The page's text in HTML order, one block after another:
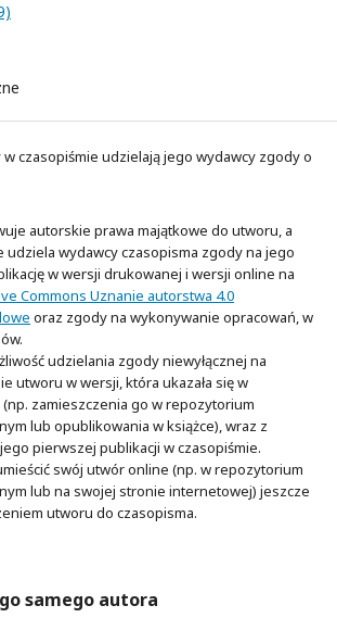
czasopiśmie udzielają jego wydawcy zgody o
autorskie prawa majątkowe do utworu, a
udziela wydawcy czasopisma zgody na jego
w wersji drukowanej i wersji online na
Commons Uznanie autorstwa 4.0
oraz zgody na wykonywanie opracowań, w
udzielania zgody niewyłącznej na
utworu w wersji, która ukazała się w
zamieszczenia go w repozytorium
lub opublikowania w książce), wraz z
pierwszej publikacji w czasopiśmie.
swój utwór online (np. w repozytorium
lub na swojej stronie internetowej) jeszcze
utworu do czasopisma.
samego autora